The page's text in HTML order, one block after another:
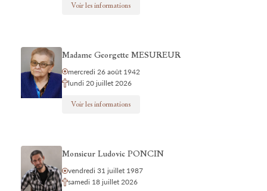
Voir les informations
Madame Georgette MESUREUR
mercredi 26 août 1942
lundi 20 juillet 2026
Voir les informations
Monsieur Ludovic PONCIN
vendredi 31 juillet 1987
samedi 18 juillet 2026